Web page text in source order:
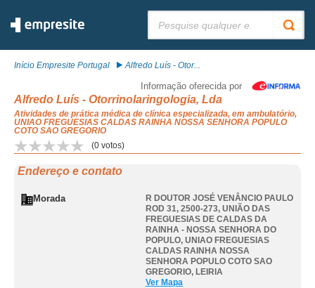
Início Empresite Portugal Alfredo Luís - Otor...
Informação oferecida por
Alfredo Luís - Otorrinolaringologia, Lda
Atividades de prática médica de clínica especializada, em ambulatório,
UNIAO FREGUESIAS CALDAS RAINHA NOSSA SENHORA POPULO
COTO SAO GREGORIO
(0 votos)
Endereço e contato
Morada
R DOUTOR JOSÉ VENÂNCIO PAULO
ROD 31, 2500-273, UNIÃO DAS
FREGUESIAS DE CALDAS DA
RAINHA - NOSSA SENHORA DO
POPULO, UNIAO FREGUESIAS
CALDAS RAINHA NOSSA
SENHORA POPULO COTO SAO
GREGORIO, LEIRIA
Ver Mapa